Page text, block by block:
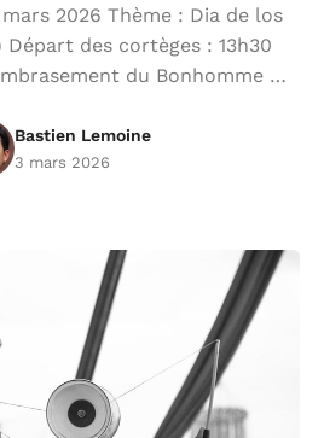
mars 2026 Thème : Dia de los
Départ des cortèges : 13h30
du Bonhomme …
Bastien Lemoine
3 mars 2026